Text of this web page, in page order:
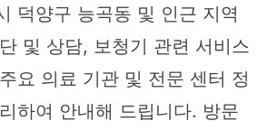
덕양구 능곡동 및 인근 지역
및 상담, 보청기 관련 서비스
요 의료 기관 및 전문 센터 정
하여 안내해 드립니다. 방문